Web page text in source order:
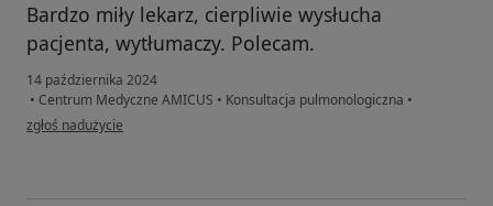
Bardzo miły lekarz, cierpliwie wysłucha
pacjenta, wytłumaczy. Polecam.
14 października 2024
• Centrum Medyczne AMICUS • Konsultacja pulmonologiczna •
w opinii użytkownika TM
zgłoś nadużycie